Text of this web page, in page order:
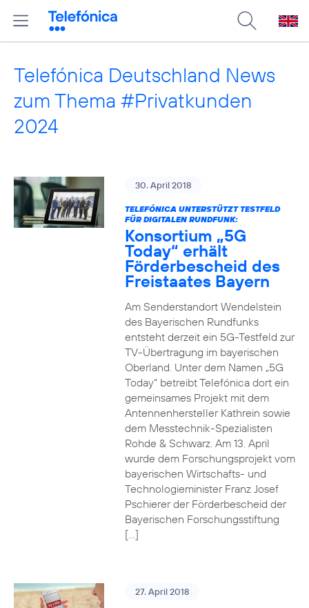
Telefónica Deutschland News
zum Thema #Privatkunden
2024
30. April 2018
TELEFÓNICA UNTERSTÜTZT TESTFELD
FÜR DIGITALEN RUNDFUNK:
Konsortium „5G
Today“ erhält
Förderbescheid des
Freistaates Bayern
Am Senderstandort Wendelstein
des Bayerischen Rundfunks
entsteht derzeit ein 5G-Testfeld zur
TV-Übertragung im bayerischen
Oberland. Unter dem Namen „5G
Today“ betreibt Telefónica dort ein
gemeinsames Projekt mit dem
Antennenhersteller Kathrein sowie
dem Messtechnik-Spezialisten
Rohde & Schwarz. Am 13. April
wurde dem Forschungsprojekt vom
bayerischen Wirtschafts- und
Technologieminister Franz Josef
Pschierer der Förderbescheid der
Bayerischen Forschungsstiftung
[…]
27. April 2018